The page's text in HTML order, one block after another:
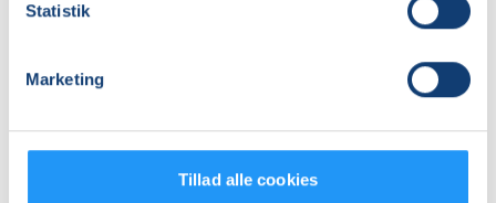
Statistik
Marketing
Tillad alle cookies
12mødegange
Møllegården, Møllegade 5, 7800